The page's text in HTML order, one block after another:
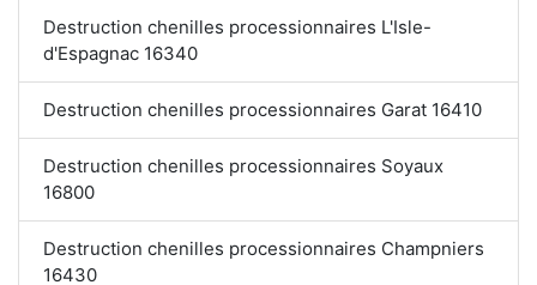
Destruction chenilles processionnaires L'Isle-
d'Espagnac 16340
Destruction chenilles processionnaires Garat 16410
Destruction chenilles processionnaires Soyaux
16800
Destruction chenilles processionnaires Champniers
16430